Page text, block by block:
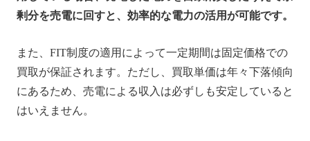
剰分を売電に回すと、効率的な電力の活用が可能です。
また、FIT制度の適用によって一定期間は固定価格での
買取が保証されます。ただし、買取単価は年々下落傾向
にあるため、売電による収入は必ずしも安定していると
はいえません。